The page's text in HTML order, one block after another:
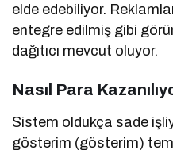
elde edebiliyor.
entegre edilmiş gibi
dağıtıcı mevcut oluyor.
Nasıl Para
Sistem oldukça sade
gösterim (gösterim)